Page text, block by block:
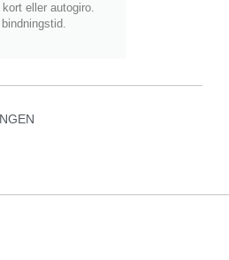
eller autogiro.
bindningstid.